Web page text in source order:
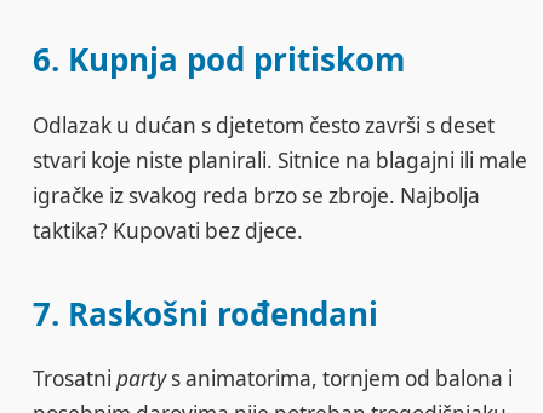
6. Kupnja pod pritiskom
Odlazak u dućan s djetetom često završi s deset
stvari koje niste planirali. Sitnice na blagajni ili male
igračke iz svakog reda brzo se zbroje. Najbolja
taktika? Kupovati bez djece.
7. Raskošni rođendani
Trosatnipartys animatorima, tornjem od balona i